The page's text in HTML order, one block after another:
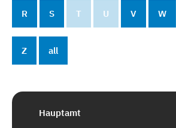
R S T U V W
Z all
Hauptamt